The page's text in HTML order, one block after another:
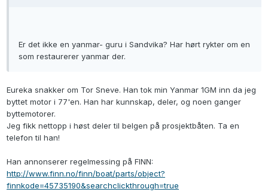
Er det ikke en yanmar- guru i Sandvika? Har hørt rykter om en
som restaurerer yanmar der.
Eureka snakker om Tor Sneve. Han tok min Yanmar 1GM inn da jeg
byttet motor i 77'en. Han har kunnskap, deler, og noen ganger
byttemotorer.
Jeg fikk nettopp i høst deler til belgen på prosjektbåten. Ta en
telefon til han!
Han annonserer regelmessing på FINN:
http://www.finn.no/finn/boat/parts/object?
finnkode=45735190&searchclickthrough=true